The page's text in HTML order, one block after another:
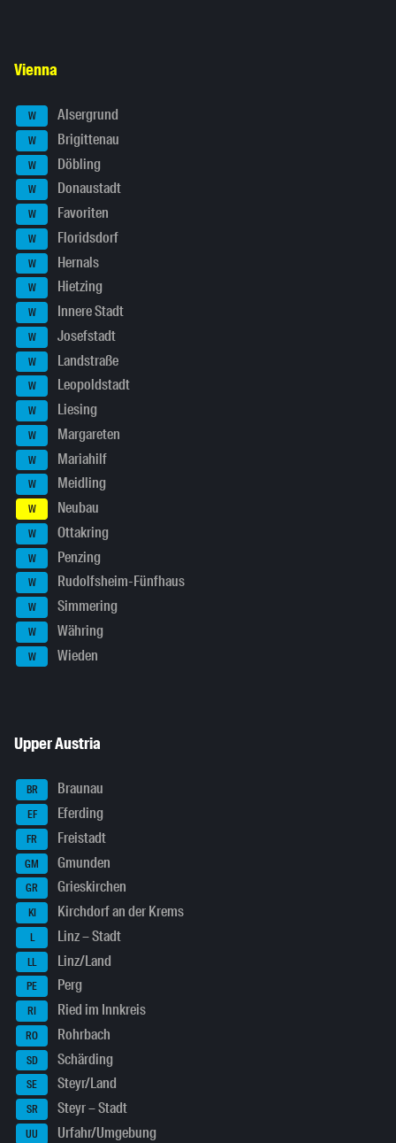
Vienna
W Alsergrund
W Brigittenau
W Döbling
W Donaustadt
W Favoriten
W Floridsdorf
W Hernals
W Hietzing
W Innere Stadt
W Josefstadt
W Landstraße
W Leopoldstadt
W Liesing
W Margareten
W Mariahilf
W Meidling
W Neubau
W Ottakring
W Penzing
W Rudolfsheim-Fünfhaus
W Simmering
W Währing
W Wieden
Upper Austria
BR Braunau
EF Eferding
FR Freistadt
GM Gmunden
GR Grieskirchen
KI Kirchdorf an der Krems
L Linz – Stadt
LL Linz/Land
PE Perg
RI Ried im Innkreis
RO Rohrbach
SD Schärding
SE Steyr/Land
SR Steyr – Stadt
UU Urfahr/Umgebung